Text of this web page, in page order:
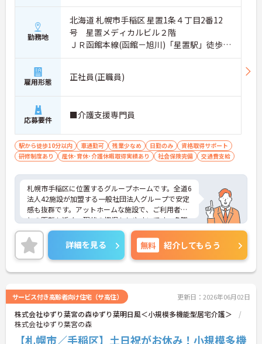
勤務地
北海道 札幌市手稲区 星置1条４丁目2番12
号 星置メディカルビル２階
ＪＲ函館本線(函館－旭川)「星置駅」徒歩3
分
雇用形態 正社員(正職員)
応募要件 ■介護支援専門員
駅から徒歩10分以内 車通勤可 残業少なめ 日勤のみ
資格取得サポート
研修制度あり
産休･育休･介護休暇取得実績あり 社会保険完備 交通費支給
札幌市手稲区に位置するグループホームです。全道6
法人42施設が加盟する一般社団法人グループで安定
感も抜群です。アットホームな施設で、ご利用者様
との距離も近く、現状の把握もしやすいです。多職
種との連携もよく働きやすい環境です。ご興味ある
方には、面接対策ポイントなど、詳細をお話しいた
しますのでお気軽にご相談ください。
詳細を見る 無料 紹介してもらう
サービス付き高齢者向け住宅（サ高住） 更新日：2026年06月02日
株式会社ゆずり葉宮の森ゆずり葉明日風＜小規模多機能型居宅介護＞
株式会社ゆずり葉宮の森
【札幌市／手稲区】土日祝がお休み！小規模多機